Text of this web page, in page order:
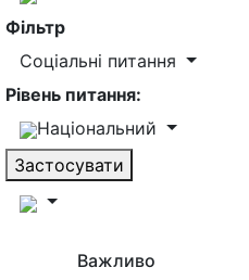
Фільтр
Соціальні питання
Рівень питання:
Національний
Застосувати
Важливо